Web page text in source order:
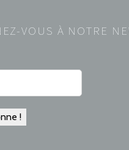
VOUS À NOTRE